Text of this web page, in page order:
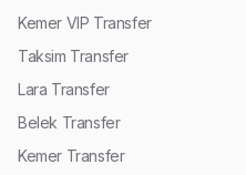
Kemer VIP Transfer
Taksim Transfer
Lara Transfer
Belek Transfer
Kemer Transfer